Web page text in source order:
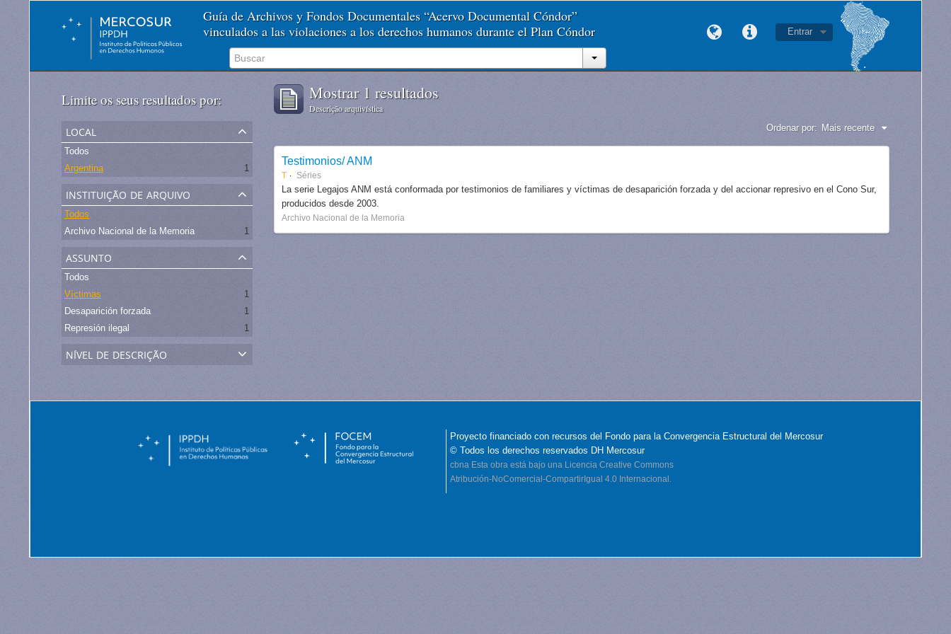
Guía de Archivos y Fondos Documentales “Acervo Documental Cóndor”
vinculados a las violaciones a los derechos humanos durante el Plan Cóndor
Entrar
Limite os seus resultados por:
local
Todos
Argentina
1
instituição de arquivo
Todos
Archivo Nacional de la Memoria
1
assunto
Todos
Víctimas
1
Desaparición forzada
1
Represión ilegal
1
nível de descrição
Mostrar 1 resultados
Descrição arquivística
Ordenar por: Mais recente
Testimonios/ ANM
T Séries
La serie Legajos ANM está conformada por testimonios de familiares y víctimas de desaparición forzada y del accionar represivo en el Cono Sur,
producidos desde 2003.
Archivo Nacional de la Memoria
Proyecto financiado con recursos del Fondo para la Convergencia Estructural del Mercosur
© Todos los derechos reservados DH Mercosur
cbna Esta obra está bajo una Licencia Creative Commons
Atribución-NoComercial-CompartirIgual 4.0 Internacional.